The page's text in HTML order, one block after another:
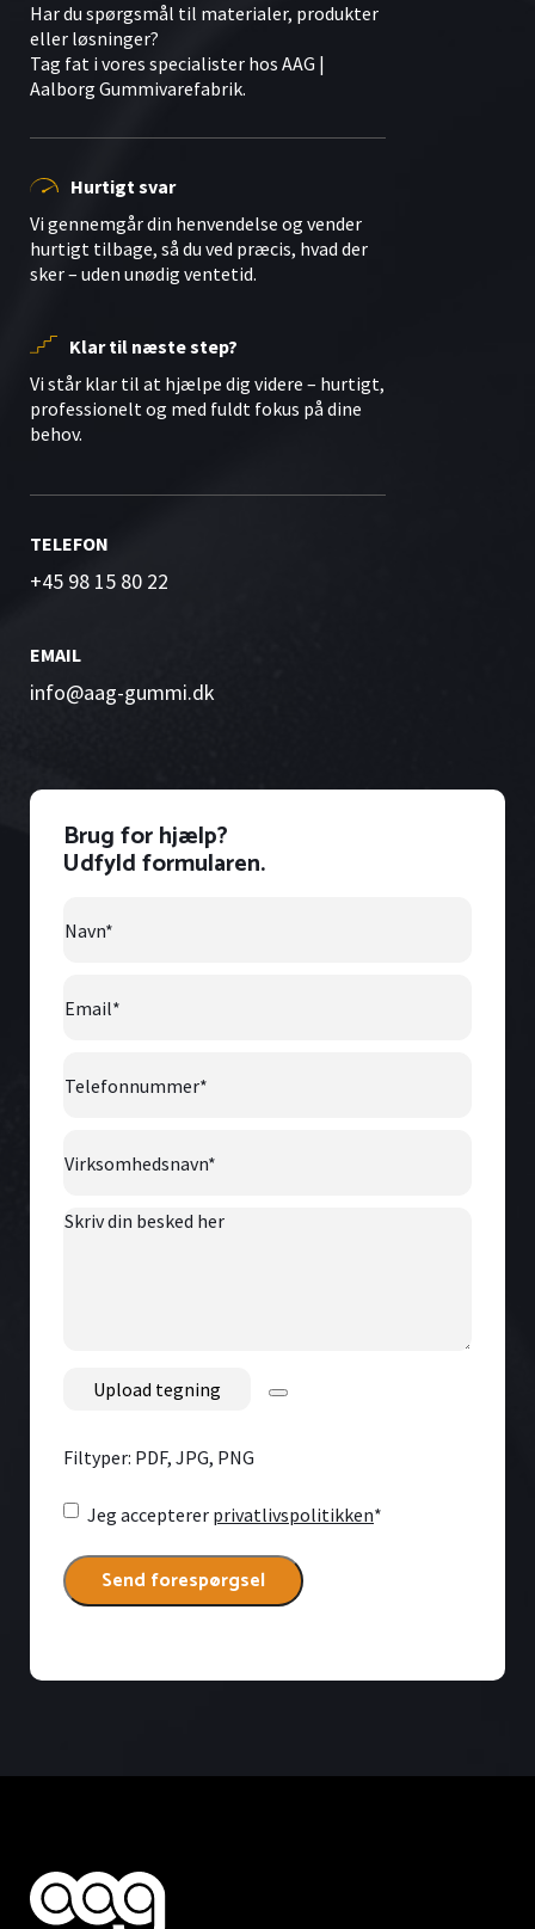
Har du spørgsmål til materialer, produkter
eller løsninger?
Tag fat i vores specialister hos AAG |
Aalborg Gummivarefabrik.
Hurtigt svar
Vi gennemgår din henvendelse og vender
hurtigt tilbage, så du ved præcis, hvad der
sker – uden unødig ventetid.
Klar til næste step?
Vi står klar til at hjælpe dig videre – hurtigt,
professionelt og med fuldt fokus på dine
behov.
TELEFON
+45 98 15 80 22
EMAIL
info@aag-gummi.dk
Brug for hjælp?
Udfyld formularen.
Skriv
Filtyper: PDF, JPG, PNG
Consent*
Jeg accepterer privatlivspolitikken*